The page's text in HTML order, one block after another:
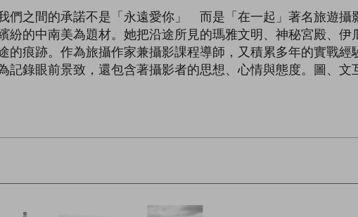
們之間的承諾不是「永遠愛你」 而是「在一起」著名旅遊攝
紛的中南美為題材。她把沿途所見的瑪雅文明、神秘宮殿、
的痕跡。作為旅攝作家兼攝影課程導師，又積累多年的實戰
記錄眼前景致，還包含著攝影者的思想、心情與態度。圖、